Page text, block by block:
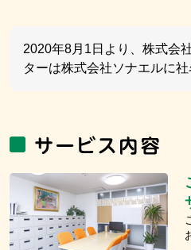
2020年8月1日より、株式会
ターは株式会社ソナエルに